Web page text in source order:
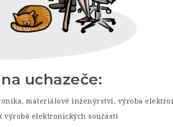
uchazeče:
materiálové inženýrství, výroba
výrobě elektronických součástí